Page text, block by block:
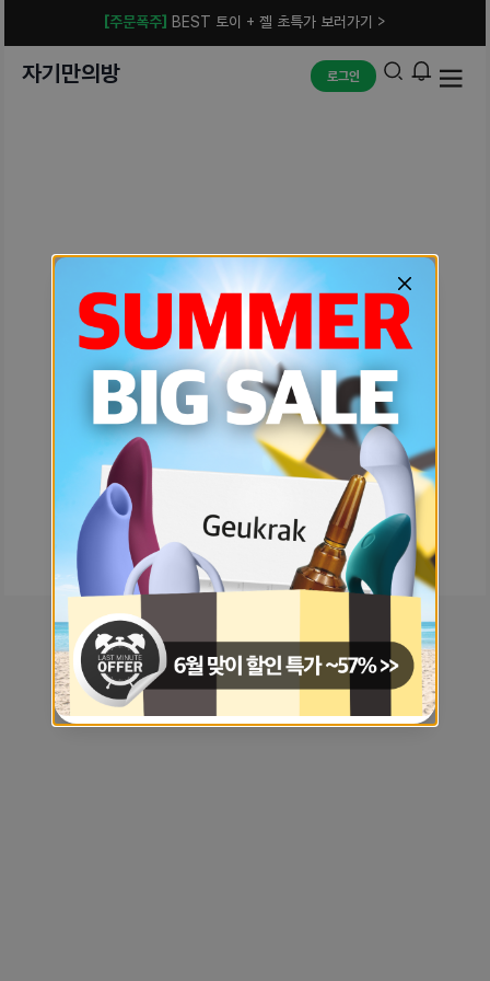
[주문폭주] BEST 토이 + 젤 초특가 보러가기 >
자기만의방 로그인
예상치 못한 에러입니다.